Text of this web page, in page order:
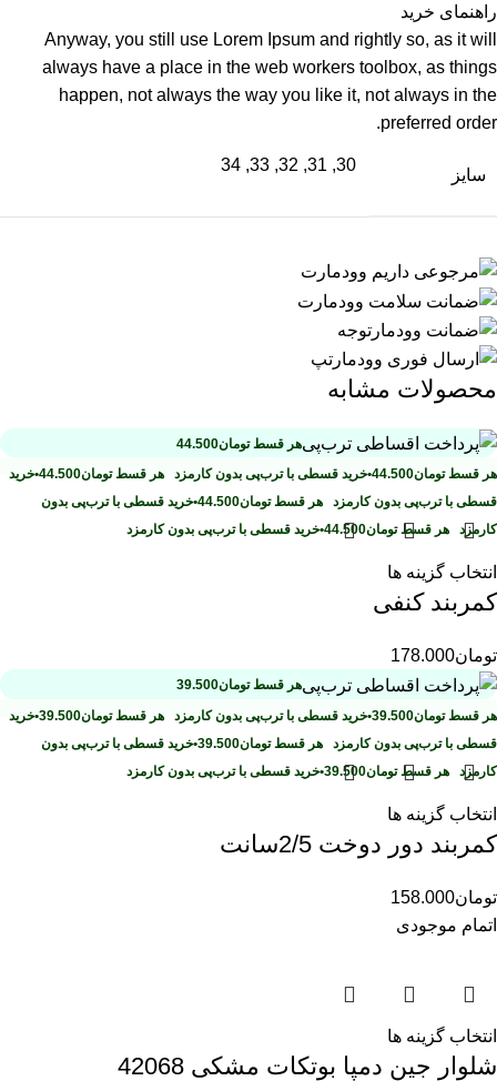
راهنمای خرید
Anyway, you still use Lorem Ipsum and rightly so, as it will
always have a place in the web workers toolbox, as things
happen, not always the way you like it, not always in the
preferred order.
سایز
30, 31, 32, 33, 34
محصولات مشابه
هر قسطتومان44.500
هر قسطتومان44.500
•خرید قسطی با ترب‌پی بدون کارمزد هر قسطتومان44.500
•خرید
قسطی با ترب‌پی بدون کارمزد هر قسطتومان44.500
•خرید قسطی با ترب‌پی بدون
کارمزد هر قسطتومان44.500
•خرید قسطی با ترب‌پی بدون کارمزد
انتخاب گزینه ها
کمربند کنفی
تومان178.000
هر قسطتومان39.500
هر قسطتومان39.500
•خرید قسطی با ترب‌پی بدون کارمزد هر قسطتومان39.500
•خرید
قسطی با ترب‌پی بدون کارمزد هر قسطتومان39.500
•خرید قسطی با ترب‌پی بدون
کارمزد هر قسطتومان39.500
•خرید قسطی با ترب‌پی بدون کارمزد
انتخاب گزینه ها
کمربند دور دوخت 2/5سانت
تومان158.000
اتمام موجودی
انتخاب گزینه ها
شلوار جین دمپا بوتکات مشکی 42068